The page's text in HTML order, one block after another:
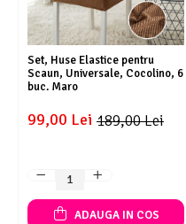
Set, Huse Elastice pentru
Scaun, Universale, Cocolino, 6
buc. Maro
189,00 Lei
99,00 Lei
ADAUGA IN COS